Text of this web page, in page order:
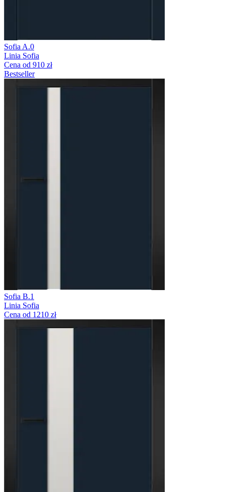
Sofia A.0
Linia Sofia
Cena od 910 zł
Bestseller
Sofia B.1
Linia Sofia
Cena od 1210 zł